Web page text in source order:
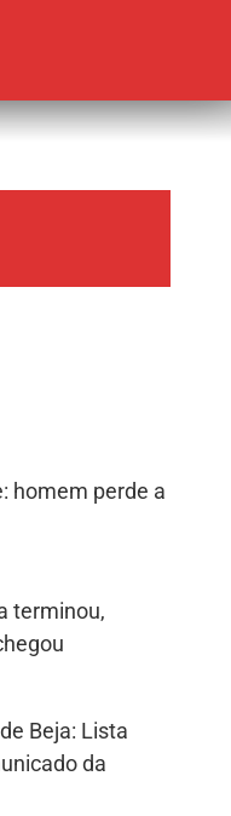
homem perde a
terminou,
Beja: Lista
da